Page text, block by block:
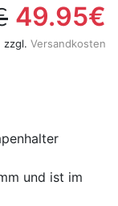
49.95€
zzgl. Versandkosten
und ist im